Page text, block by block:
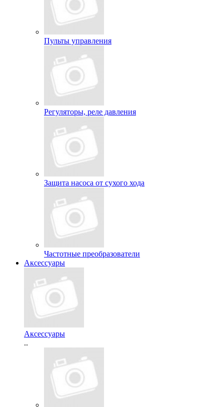
Пульты управления
Регуляторы, реле давления
Защита насоса от сухого хода
Частотные преобразователи
Аксессуары
Аксессуары
..